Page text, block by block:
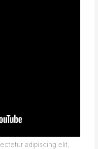
adipiscing elit,